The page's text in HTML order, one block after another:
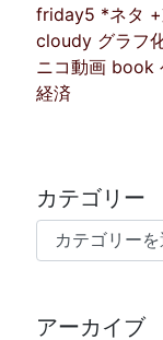
friday5 *ネタ
cloudy グラフ
ニコ動画 book
経済
カテゴリー
カテゴリー
アーカイブ